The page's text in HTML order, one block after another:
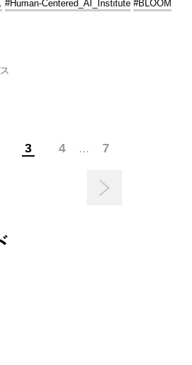
#Human-Centered_AI_Institute #BLOOM
3 4 … 7